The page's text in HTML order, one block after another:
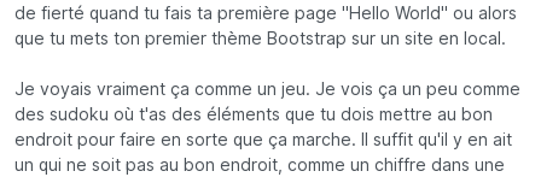
de fierté quand tu fais ta première page "Hello World" ou alors
que tu mets ton premier thème Bootstrap sur un site en local.
Je voyais vraiment ça comme un jeu. Je vois ça un peu comme
des sudoku où t'as des éléments que tu dois mettre au bon
endroit pour faire en sorte que ça marche. Il suffit qu'il y en ait
un qui ne soit pas au bon endroit, comme un chiffre dans une